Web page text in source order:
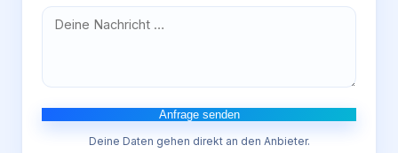
Anfrage senden
Deine Daten gehen direkt an den Anbieter.